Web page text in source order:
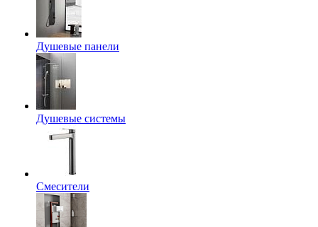
Душевые панели
Душевые системы
Смесители